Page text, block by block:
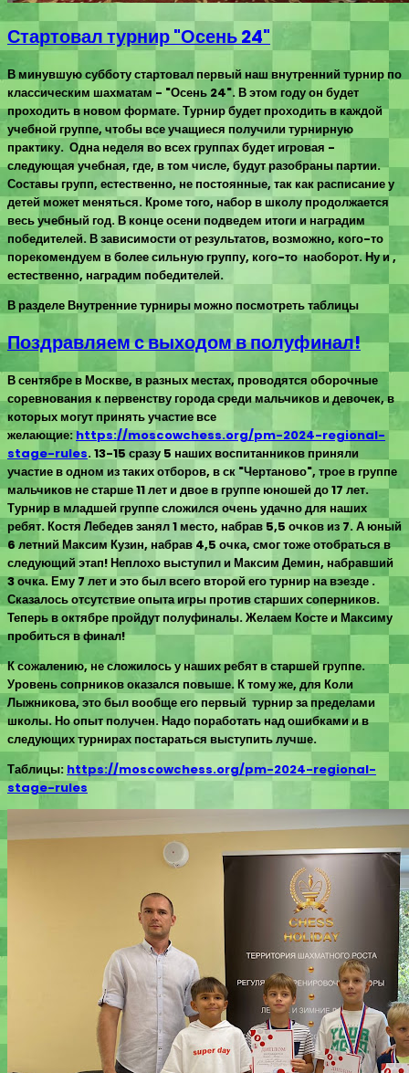
Стартовал турнир "Осень 24"
В минувшую субботу стартовал первый наш внутренний турнир по
классическим шахматам - "Осень 24". В этом году он будет
проходить в новом формате. Турнир будет проходить в каждой
учебной группе, чтобы все учащиеся получили турнирную
практику. Одна неделя во всех группах будет игровая -
следующая учебная, где, в том числе, будут разобраны партии.
Составы групп, естественно, не постоянные, так как расписание у
детей может меняться. Кроме того, набор в школу продолжается
весь учебный год. В конце осени подведем итоги и наградим
победителей. В зависимости от результатов, возможно, кого-то
порекомендуем в более сильную группу, кого-то наоборот. Ну и ,
естественно, наградим победителей.
В разделе Внутренние турниры можно посмотреть таблицы
Поздравляем с выходом в полуфинал!
В сентябре в Москве, в разных местах, проводятся оборочные
соревнования к первенству города среди мальчиков и девочек, в
которых могут принять участие все
желающие:https://moscowchess.org/pm-2024-regional-
stage-rules. 13-15 сразу 5 наших воспитанников приняли
участие в одном из таких отборов, в ск "Чертаново", трое в группе
мальчиков не старше 11 лет и двое в группе юношей до 17 лет.
Турнир в младшей группе сложился очень удачно для наших
ребят. Костя Лебедев занял 1 место, набрав 5,5 очков из 7. А юный
6 летний Максим Кузин, набрав 4,5 очка, смог тоже отобраться в
следующий этап! Неплохо выступил и Максим Демин, набравший
3 очка. Ему 7 лет и это был всего второй его турнир на вэезде .
Сказалось отсутствие опыта игры против старших соперников.
Теперь в октябре пройдут полуфиналы. Желаем Косте и Максиму
пробиться в финал!
К сожалению, не сложилось у наших ребят в старшей группе.
Уровень сопрников оказался повыше. К тому же, для Коли
Лыжникова, это был вообще его первый турнир за пределами
школы. Но опыт получен. Надо поработать над ошибками и в
следующих турнирах постараться выступить лучше.
Таблицы: https://moscowchess.org/pm-2024-regional-
stage-rules